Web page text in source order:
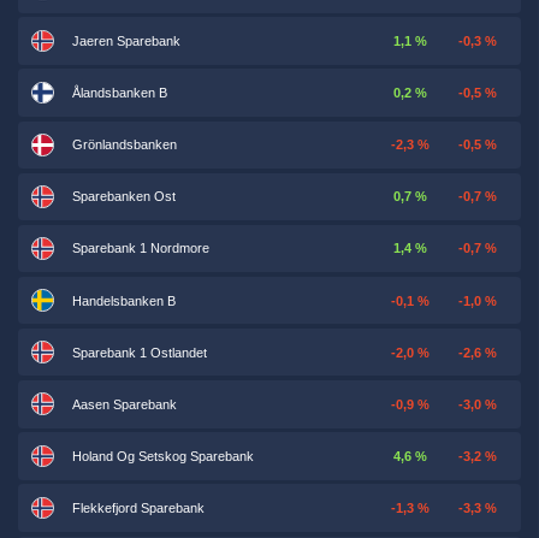
Jaeren Sparebank 1,1 % -0,3 %
Ålandsbanken B 0,2 % -0,5 %
Grönlandsbanken -2,3 % -0,5 %
Sparebanken Ost 0,7 % -0,7 %
Sparebank 1 Nordmore 1,4 % -0,7 %
Handelsbanken B -0,1 % -1,0 %
Sparebank 1 Ostlandet -2,0 % -2,6 %
Aasen Sparebank -0,9 % -3,0 %
Holand Og Setskog Sparebank 4,6 % -3,2 %
Flekkefjord Sparebank -1,3 % -3,3 %